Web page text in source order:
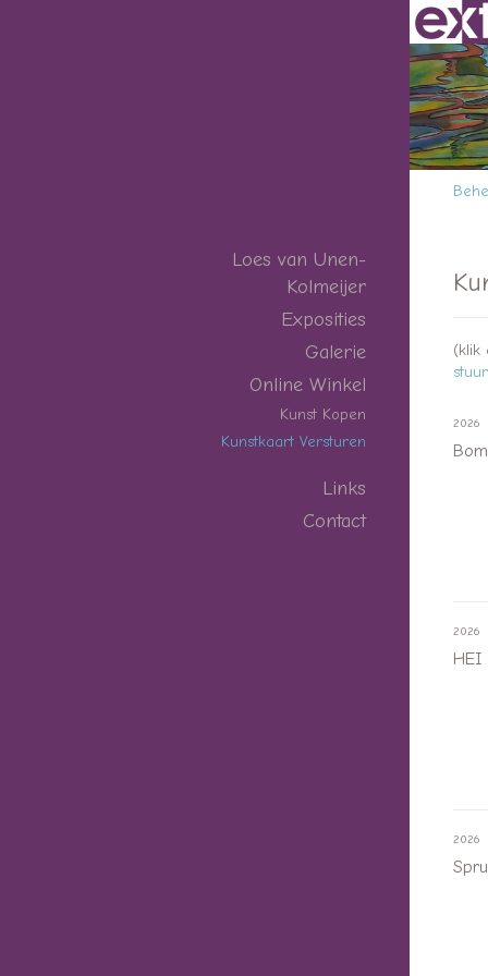
(klik
2026
HEI
2026
2026
Loes van Unen-
Kolmeijer
Exposities
Galerie
Online Winkel
Kunst Kopen
Kunstkaart Versturen
Links
Contact